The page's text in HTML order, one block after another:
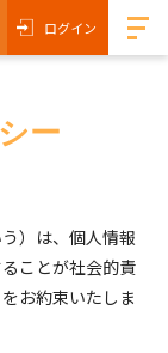
ログイン
ー
う）は、個人情報
ことが社会的責
お約束いたしま